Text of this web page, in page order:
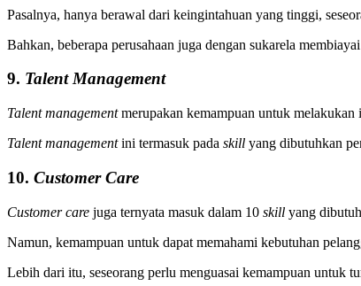
Pasalnya, hanya berawal dari keingintahuan yang tinggi,
Bahkan, beberapa perusahaan juga dengan sukarela
9. Talent Management
Talent managementmerupakan kemampuan untuk
Talent managementini termasuk pada skill yang dibutuhkan
10. Customer Care
Customer care juga ternyata masuk dalam 10 skill yang
Namun, kemampuan untuk dapat memahami kebutuhan
Lebih dari itu, seseorang perlu menguasai kemampuan untuk